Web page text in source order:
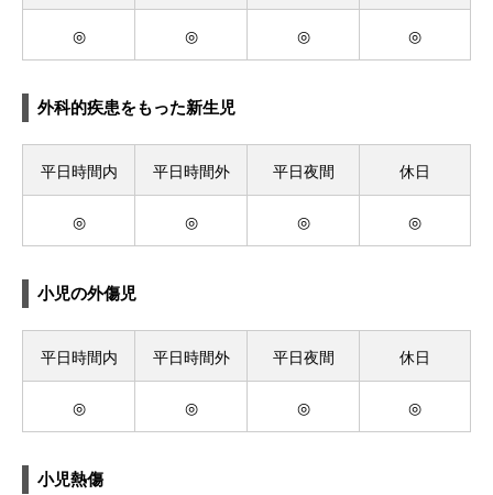
◎ ◎ ◎ ◎
外科的疾患をもった新生児
平日時間内 平日時間外 平日夜間 休日
◎ ◎ ◎ ◎
小児の外傷児
平日時間内 平日時間外 平日夜間 休日
◎ ◎ ◎ ◎
小児熱傷